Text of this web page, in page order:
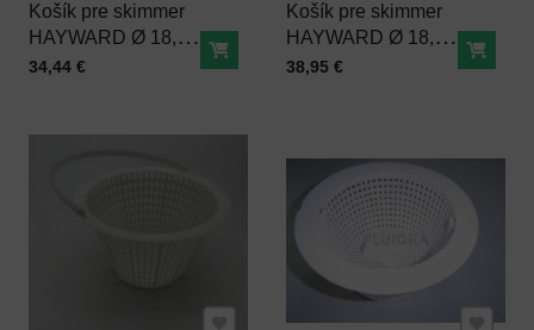
Košík pre skimmer
HAYWARD Ø 18,5
cm
Cena s DPH
34,44 € Do košíka
Košík pre skimmer
HAYWARD Ø 18,1
cm
Cena s DPH
38,95 € Do
Pridať k Obľúbeným Pridať k